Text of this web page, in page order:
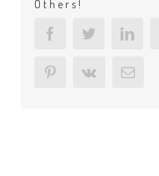
Others!
FacebookTwitter
PinterestVk